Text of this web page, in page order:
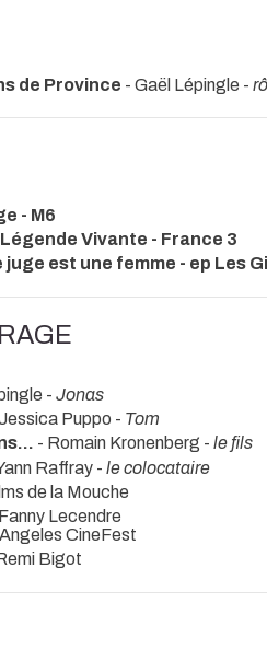
de Province - Gaël Lépingle -
- M6
Vivante - France 3
est une femme - ep Les
- Jonas
Puppo - Tom
- Romain Kronenberg - le fils
Raffray - le colocataire
de la Mouche
Lecendre
CineFest
Bigot